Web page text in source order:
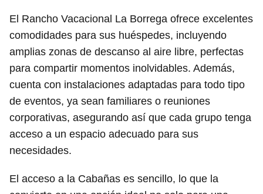
El Rancho Vacacional La Borrega ofrece excelentes
comodidades para sus huéspedes, incluyendo
amplias zonas de descanso al aire libre, perfectas
para compartir momentos inolvidables. Además,
cuenta con instalaciones adaptadas para todo tipo
de eventos, ya sean familiares o reuniones
corporativas, asegurando así que cada grupo tenga
acceso a un espacio adecuado para sus
necesidades.
El acceso a la Cabañas es sencillo, lo que la